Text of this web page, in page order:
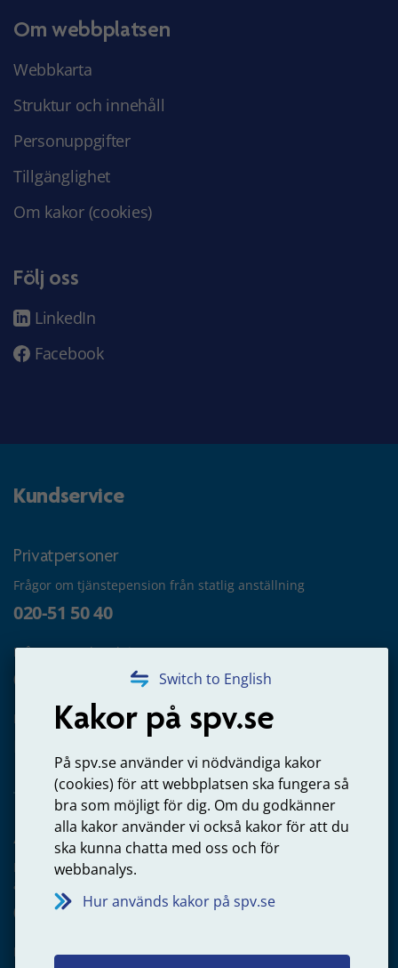
Switch to English
Kakor på spv.se
På spv.se använder vi nödvändiga kakor
(cookies) för att webbplatsen ska fungera så
bra som möjligt för dig. Om du godkänner
alla kakor använder vi också kakor för att du
ska kunna chatta med oss och för
webbanalys.
Hur används kakor på spv.se
Om webbplatsen
Webbkarta
Struktur och innehåll
Personuppgifter
Tillgänglighet
Om kakor (cookies)
Följ oss
LinkedIn
Facebook
Kundservice
Privatpersoner
Frågor om tjänstepension från statlig anställning
020-51 50 40
Frågor om utbetalning
020-65 00 65
Kontakta oss
Arbetsgivare
Frågor om administration av tjänstepension från statlig
anställning
060-18 75 03
Kontakta oss